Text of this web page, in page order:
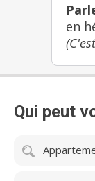
en
Qui peut